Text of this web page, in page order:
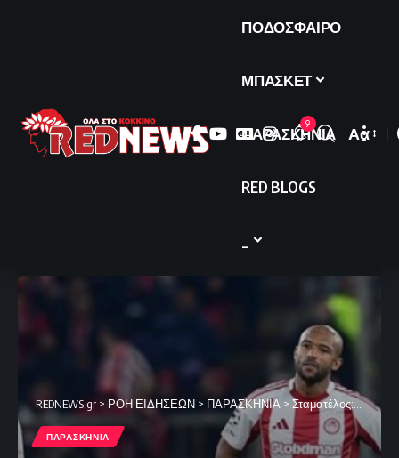
ΠΟΔΟΣΦΑΙΡΟ
ΜΠΑΣΚΕΤ
ΠΑΡΑΣΚΗΝΙΑ
RED BLOGS
9
Font
Αα
REDNEWS.gr> ΡΟΗ ΕΙΔΗΣΕΩΝ > ΠΑΡΑΣΚΗΝΙΑ > Σταματέλος: «Δεν γίνεται ο Ολυμπιακός να τα περιμένει όλα από τους φορ του»
ΠΑΡΑΣΚΗΝΙΑ